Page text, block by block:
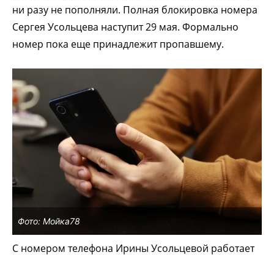
ни разу не пополняли. Полная блокировка номера
Сергея Усольцева наступит 29 мая. Формально
номер пока еще принадлежит пропавшему.
Фото: Мойка78
С номером телефона Ирины Усольцевой работает